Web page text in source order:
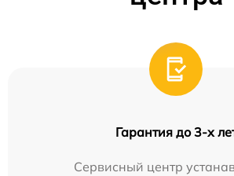
Гарантия до 3-х
Сервисный центр